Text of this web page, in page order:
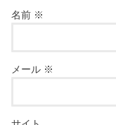
名前 ※
メール ※